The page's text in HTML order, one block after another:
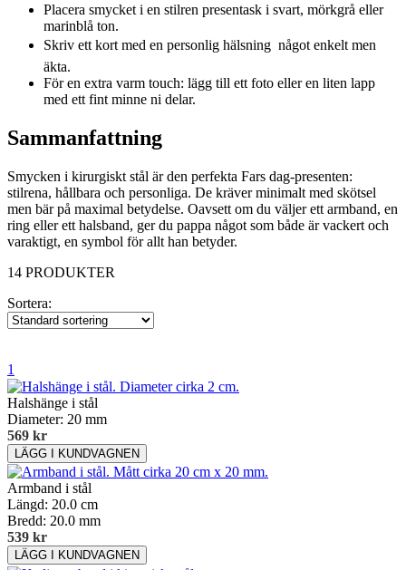
Placera smycket i en stilren presentask i svart, mörkgrå eller
marinblå ton.
Skriv ett kort med en personlig hälsning  något enkelt men
äkta.
För en extra varm touch: lägg till ett foto eller en liten lapp
med ett fint minne ni delar.
Sammanfattning
Smycken i kirurgiskt stål är den perfekta Fars dag-presenten:
stilrena, hållbara och personliga. De kräver minimalt med skötsel
men bär på maximal betydelse. Oavsett om du väljer ett armband, en
ring eller ett halsband, ger du pappa något som både är vackert och
varaktigt, en symbol för allt han betyder.
14 PRODUKTER
Sortera:
1
Halshänge i stål
Diameter: 20 mm
569 kr
Armband i stål
Längd: 20.0 cm
Bredd: 20.0 mm
539 kr